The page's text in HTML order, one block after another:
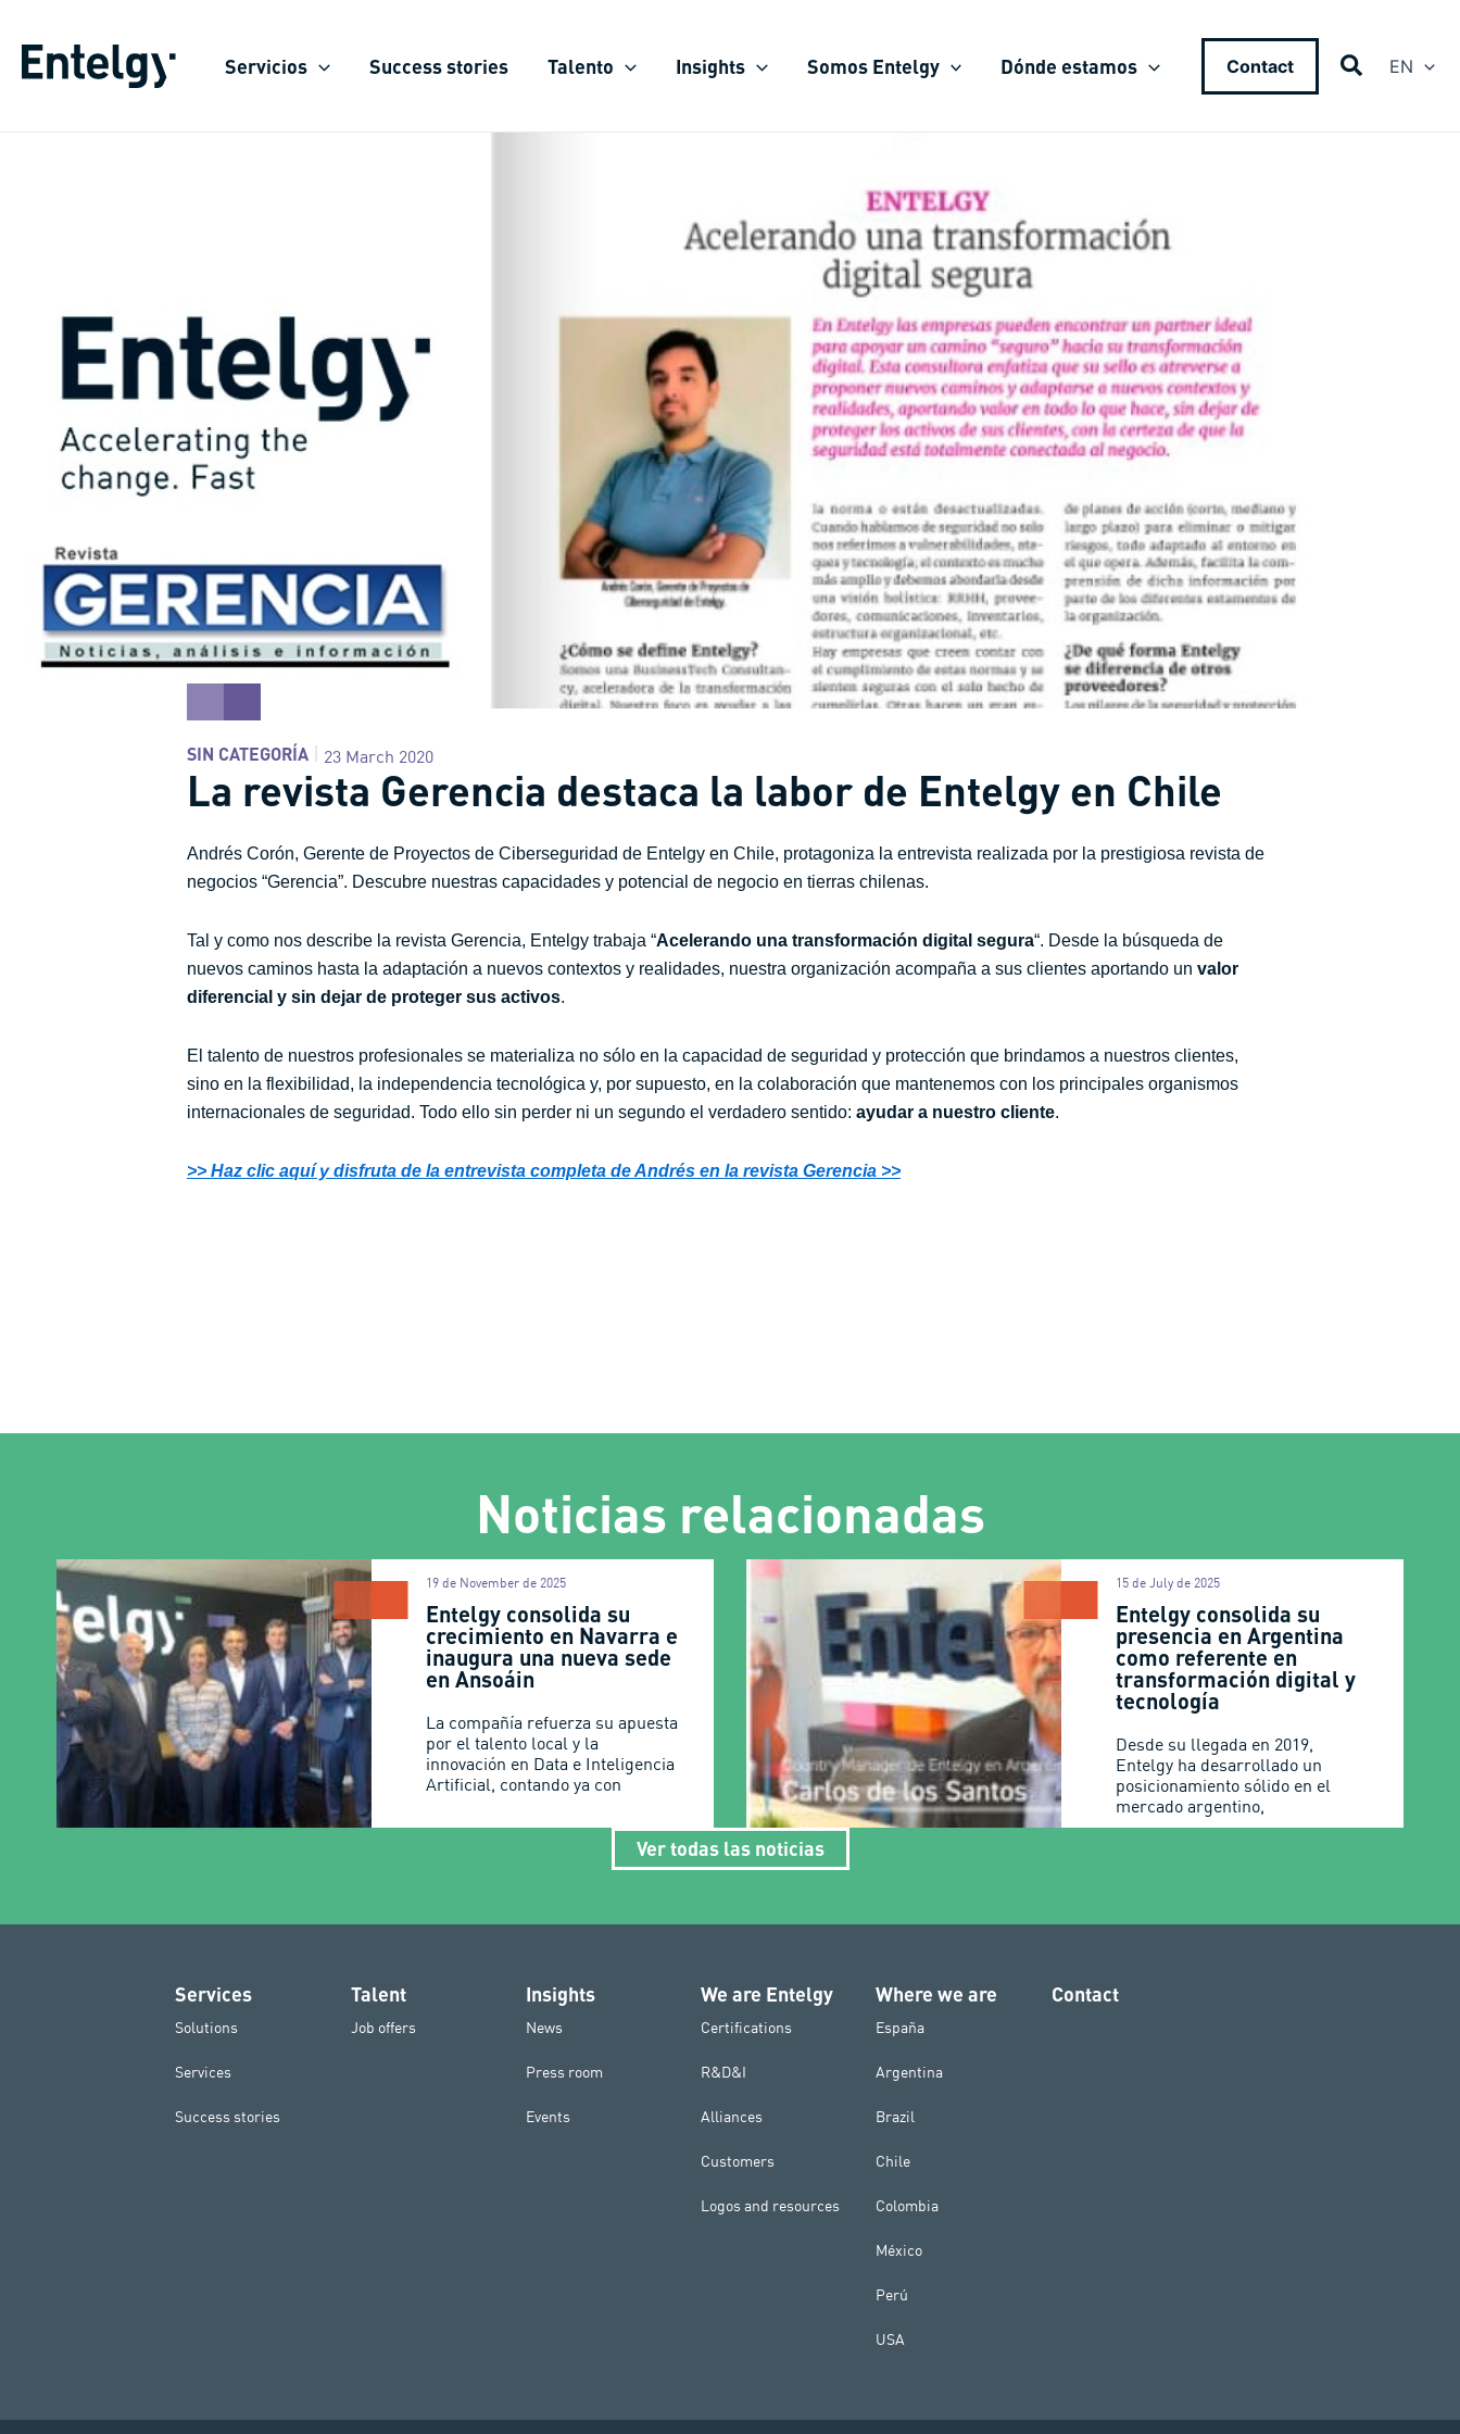
content
Servicios Success stories Talento Insights Somos Entelgy Dónde estamos Contact EN
SIN CATEGORÍA 23 March 2020
La revista Gerencia destaca la labor de Entelgy en Chile
Andrés Corón, Gerente de Proyectos de Ciberseguridad de Entelgy en Chile, protagoniza la entrevista realizada por la prestigiosa revista de
negocios “Gerencia”. Descubre nuestras capacidades y potencial de negocio en tierras chilenas.
Tal y como nos describe la revista Gerencia, Entelgy trabaja “Acelerando una transformación digital segura“. Desde la búsqueda de
nuevos caminos hasta la adaptación a nuevos contextos y realidades, nuestra organización acompaña a sus clientes aportando un valor
diferencial y sin dejar de proteger sus activos.
El talento de nuestros profesionales se materializa no sólo en la capacidad de seguridad y protección que brindamos a nuestros clientes,
sino en la flexibilidad, la independencia tecnológica y, por supuesto, en la colaboración que mantenemos con los principales organismos
internacionales de seguridad. Todo ello sin perder ni un segundo el verdadero sentido: ayudar a nuestro cliente.
>> Haz clic aquí y disfruta de la entrevista completa de Andrés en la revista Gerencia >>
Noticias relacionadas
Entelgy consolida su
crecimiento en Navarra e
inaugura una nueva sede
en Ansoáin
19 de November de 2025
La compañía refuerza su apuesta
por el talento local y la
innovación en Data e Inteligencia
Artificial, contando ya con
Entelgy consolida su
presencia en Argentina
como referente en
transformación digital y
tecnología
15 de July de 2025
Desde su llegada en 2019,
Entelgy ha desarrollado un
posicionamiento sólido en el
mercado argentino,
Ver todas las noticias
Services
Solutions
Services
Success stories
Talent
Job offers
Insights
News
Press room
Events
We are Entelgy
Certifications
R&D&I
Alliances
Customers
Logos and resources
Where we are
España
Argentina
Brazil
Chile
Colombia
México
Perú
USA
Contact